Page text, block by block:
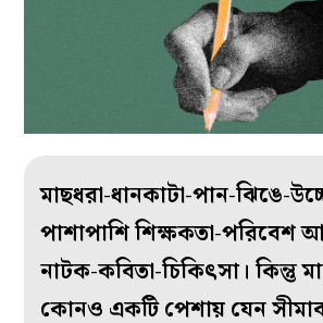
মাছধরা-ধানকাটা-পান-ঝিঙে-
পাশাপাশি শিক্ষকতা-পরিবেশ
নাটক-কবিতা-চিকিৎসা। কিন্তু
কোনও একটি পেশায় যেন